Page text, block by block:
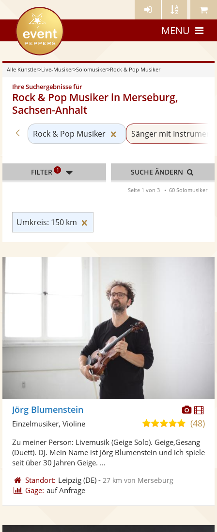
Künstler- Künstler Meine
eventpeppers
MENU
Alle Künstler>Live-Musiker>Solomusiker>Rock & Pop Musiker
Ihre Suchergebnisse für
Rock & Pop Musiker in Merseburg,
Sachsen-Anhalt
Zurück zu «Solomusiker»
Rock & Pop Musiker Kategorie «Rock & Pop
Sänger mit Instrument
Umkreis: 150 km
FILTER 1 SUCHE ÄNDERN
Seite 1 von 3 60 Solomusiker
Fotos
Jörg Blumenstein
5,0
5
Sternen
(48)
Einzelmusiker, Violine
Zu meiner Person: Livemusik (Geige Solo). Geige,Gesang
(Duett). DJ. Mein Name ist Jörg Blumenstein und ich spiele
seit über 30 Jahren Geige. ...
Standort: Leipzig (DE) - 27 km von Merseburg
Gage: auf Anfrage